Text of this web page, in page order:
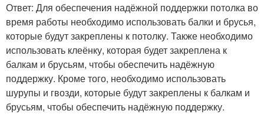
Ответ: Для обеспечения надёжной поддержки потолка во
время работы необходимо использовать балки и брусья,
которые будут закреплены к потолку. Также необходимо
использовать клеёнку, которая будет закреплена к
балкам и брусьям, чтобы обеспечить надёжную
поддержку. Кроме того, необходимо использовать
шурупы и гвозди, которые будут закреплены к балкам и
брусьям, чтобы обеспечить надёжную поддержку.